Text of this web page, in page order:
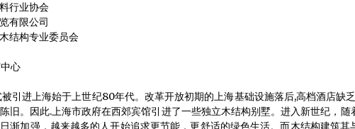
行业协会
有限公司
结构专业委员会
心
进上海始于上世纪80年代。改革开放初期的上海基础设施落后,高档酒店缺
旧。因此.上海市政府在西郊宾馆引进了一些独立木结构别墅。进入新世纪，随
渐加强，越来越多的人开始追求更节能，更舒适的绿色生活。而木结构建筑其